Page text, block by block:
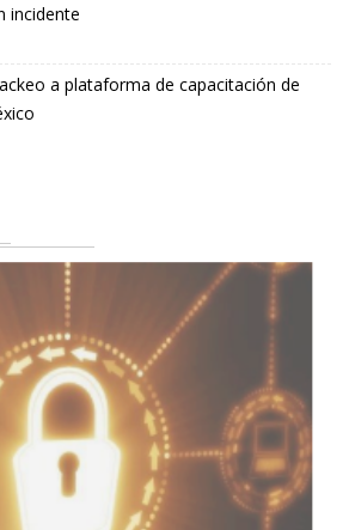
incidente
a plataforma de capacitación de